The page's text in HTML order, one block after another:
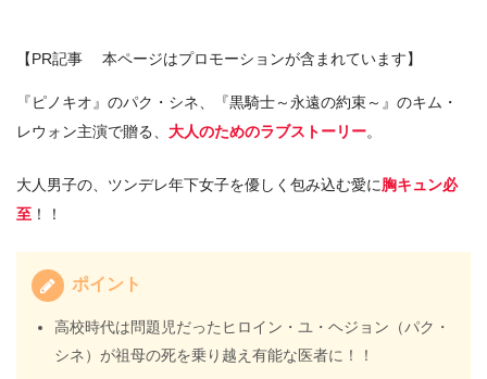
【PR記事 本ページはプロモーションが含まれています】
『ピノキオ』のパク・シネ、『黒騎士～永遠の約束～』のキム・
レウォン主演で贈る、 大人のためのラブストーリー。
大人男子の、ツンデレ年下女子を優しく包み込む愛に胸キュン必
至 ！！
ポイント
高校時代は問題児だったヒロイン・ユ・ヘジョン（パク・
シネ）が祖母の死を乗り越え有能な医者に！！